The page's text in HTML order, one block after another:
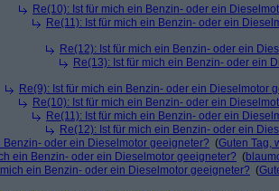
Re(10): Ist für mich ein Benzin- oder ein
Re(11): Ist für mich ein Benzin- oder ein
Re(12): Ist für mich ein Benzin- oder ein
Re(13): Ist für mich ein Benzin- oder ein
Re(9): Ist für mich ein Benzin- oder ein Dieselmotor
Re(10): Ist für mich ein Benzin- oder ein
Re(11): Ist für mich ein Benzin- oder ein
Re(12): Ist für mich ein Benzin- oder ein
Benzin- oder ein Dieselmotor geeigneter? (Guten Tag,
ein Benzin- oder ein Dieselmotor geeigneter? (
mich ein Benzin- oder ein Dieselmotor geeigneter? (